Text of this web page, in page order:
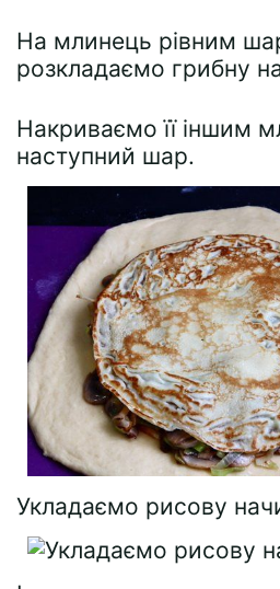
На млинець рівним
розкладаємо грибну
Накриваємо її іншим
наступний шар.
Укладаємо рисову